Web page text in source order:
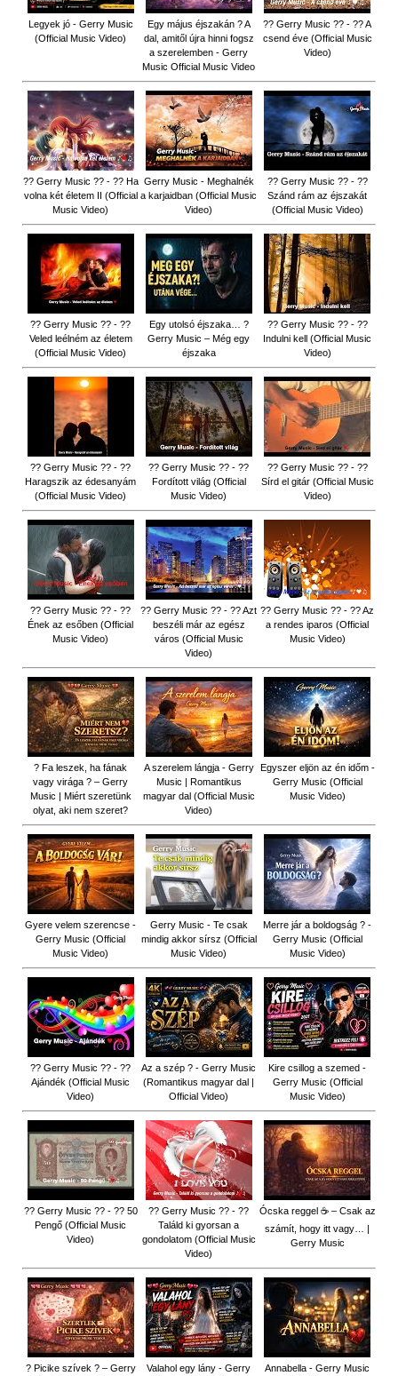
Legyek jó - Gerry Music
(Official Music Video)
Egy május éjszakán ? A
dal, amitől újra hinni fogsz
a szerelemben - Gerry
Music Official Music Video
?? Gerry Music ?? - ?? A
csend éve (Official Music
Video)
?? Gerry Music ?? - ?? Ha
volna két életem II (Official
Music Video)
Gerry Music - Meghalnék
a karjaidban (Official Music
Video)
?? Gerry Music ?? - ??
Szánd rám az éjszakát
(Official Music Video)
?? Gerry Music ?? - ??
Veled leélném az életem
(Official Music Video)
Egy utolsó éjszaka… ?
Gerry Music – Még egy
éjszaka
?? Gerry Music ?? - ??
Indulni kell (Official Music
Video)
?? Gerry Music ?? - ??
Haragszik az édesanyám
(Official Music Video)
?? Gerry Music ?? - ??
Fordított világ (Official
Music Video)
?? Gerry Music ?? - ??
Sírd el gitár (Official Music
Video)
?? Gerry Music ?? - ??
Ének az esőben (Official
Music Video)
?? Gerry Music ?? - ?? Azt
beszéli már az egész
város (Official Music
Video)
?? Gerry Music ?? - ?? Az
a rendes iparos (Official
Music Video)
? Fa leszek, ha fának
vagy virága ? – Gerry
Music | Miért szeretünk
olyat, aki nem szeret?
A szerelem lángja - Gerry
Music | Romantikus
magyar dal (Official Music
Video)
Egyszer eljön az én időm -
Gerry Music (Official
Music Video)
Gyere velem szerencse -
Gerry Music (Official
Music Video)
Gerry Music - Te csak
mindig akkor sírsz (Official
Music Video)
Merre jár a boldogság ? -
Gerry Music (Official
Music Video)
?? Gerry Music ?? - ??
Ajándék (Official Music
Video)
Az a szép ? - Gerry Music
(Romantikus magyar dal |
Official Video)
Kire csillog a szemed -
Gerry Music (Official
Music Video)
?? Gerry Music ?? - ?? 50
Pengő (Official Music
Video)
?? Gerry Music ?? - ??
Találd ki gyorsan a
gondolatom (Official Music
Video)
Ócska reggel ☕ – Csak az
számít, hogy itt vagy… |
Gerry Music
? Picike szívek ? – Gerry
Valahol egy lány - Gerry
Annabella - Gerry Music